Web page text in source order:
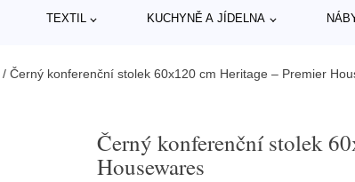
TEXTIL KUCHYNĚ A JÍDELNA
/ Černý konferenční stolek 60x120 cm Heritage – Premier
Černý konferenční stolek
Housewares